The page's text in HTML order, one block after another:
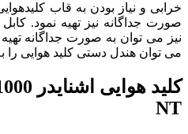
خرابی و نیاز بودن به قاب
صورت جداگانه نیز تهیه نمود. کابل
نیز می توان به صورت جداگانه
می توان هندل دستی کلید هوایی را
NT